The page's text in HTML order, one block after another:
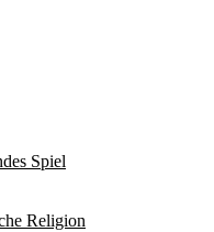
Spiel
Religion